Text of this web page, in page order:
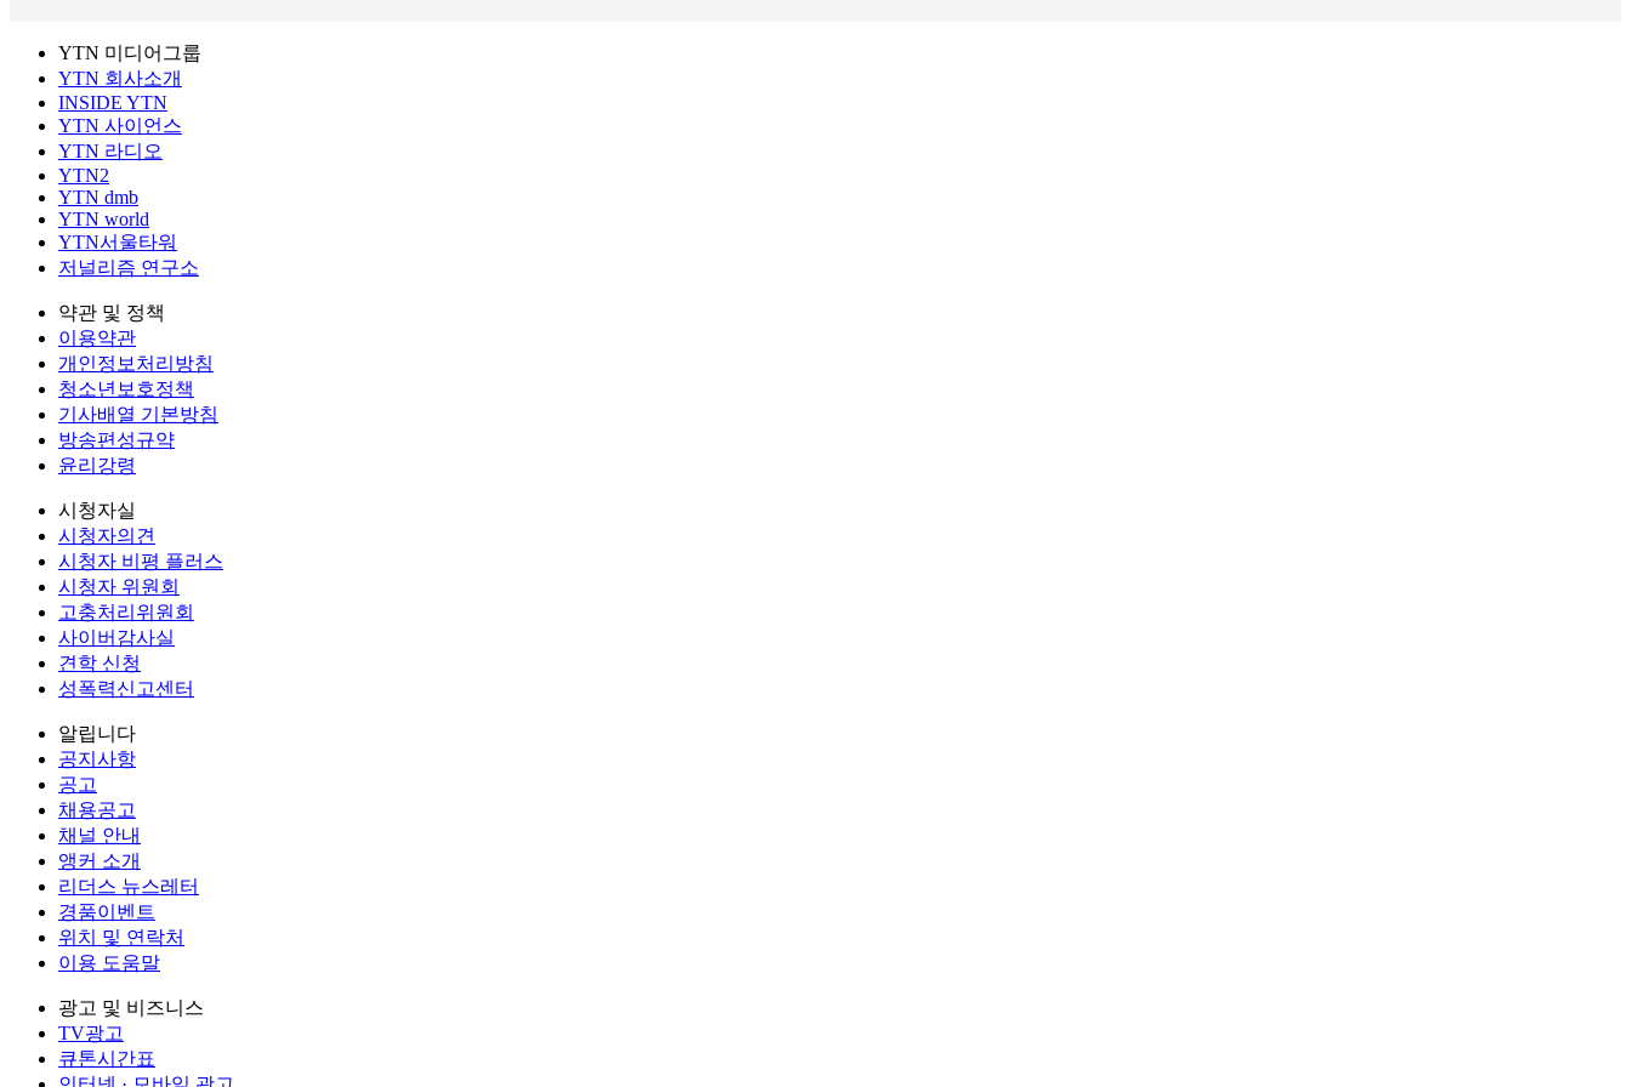
YTN 미디어그룹
YTN 회사소개
INSIDE YTN
YTN 사이언스
YTN 라디오
YTN2
YTN dmb
YTN world
YTN서울타워
저널리즘 연구소
약관 및 정책
이용약관
개인정보처리방침
청소년보호정책
기사배열 기본방침
방송편성규약
윤리강령
시청자실
시청자의견
시청자 비평 플러스
시청자 위원회
고충처리위원회
사이버감사실
견학 신청
성폭력신고센터
알립니다
공지사항
공고
채용공고
채널 안내
앵커 소개
리더스 뉴스레터
경품이벤트
위치 및 연락처
이용 도움말
광고 및 비즈니스
TV광고
큐톤시간표